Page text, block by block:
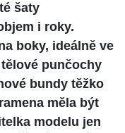
šaty
i roky.
boky, ideálně ve
punčochy
bundy těžko
měla být
modelu jen